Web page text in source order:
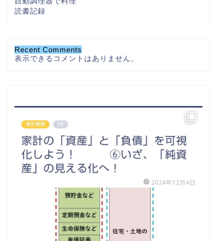
読書記録
Recent Comments
表示できるコメントはありません。